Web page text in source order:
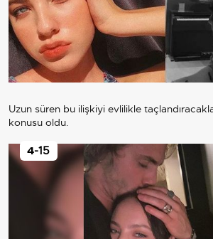
Uzun süren bu ilişkiyi evlilikle
konusu oldu.
4-15